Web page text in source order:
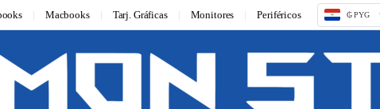
Macbooks Tarj. Gráficas Monitores Periféricos ₲ PYG